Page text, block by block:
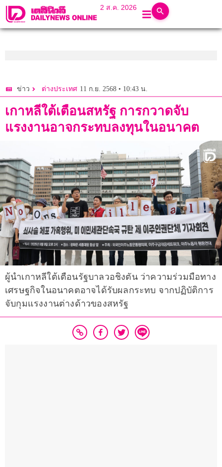
2 ส.ค. 2026
ข่าว ต่างประเทศ 11 ก.ย. 2568 • 10:43 น.
เกาหลีใต้เตือนสหรัฐ การกวาดจับ
แรงงานอาจกระทบลงทุนในอนาคต
ผู้นำเกาหลีใต้เตือนรัฐบาลวอชิงตัน ว่าความร่วมมือทาง
เศรษฐกิจในอนาคตอาจได้รับผลกระทบ จากปฏิบัติการ
จับกุมแรงงานต่างด้าวของสหรัฐ